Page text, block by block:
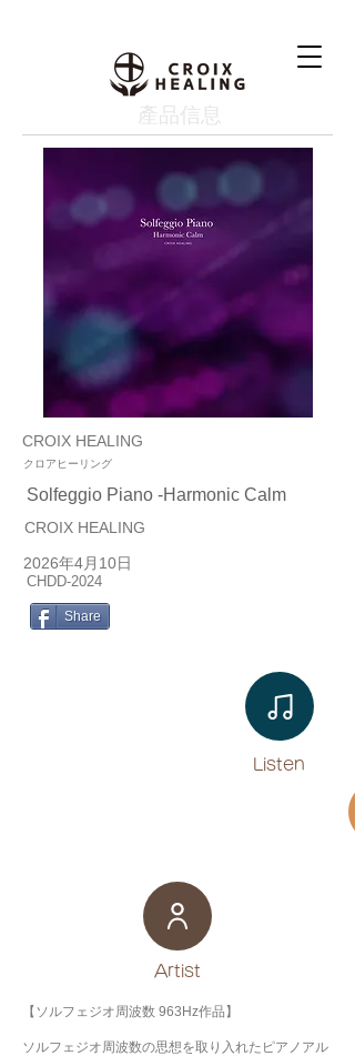
產品信息
CROIX HEALING
クロアヒーリング
Solfeggio Piano -Harmonic Calm
CROIX HEALING
2026年4月10日
CHDD-2024
Share
Listen​
​Artist
【ソルフェジオ周波数 963Hz作品】
ソルフェジオ周波数の思想を取り入れたピアノアル